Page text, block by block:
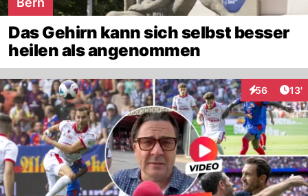
Das Gehirn kann sich selbst besser
heilen als angenommen
56
Interaktionen
13'